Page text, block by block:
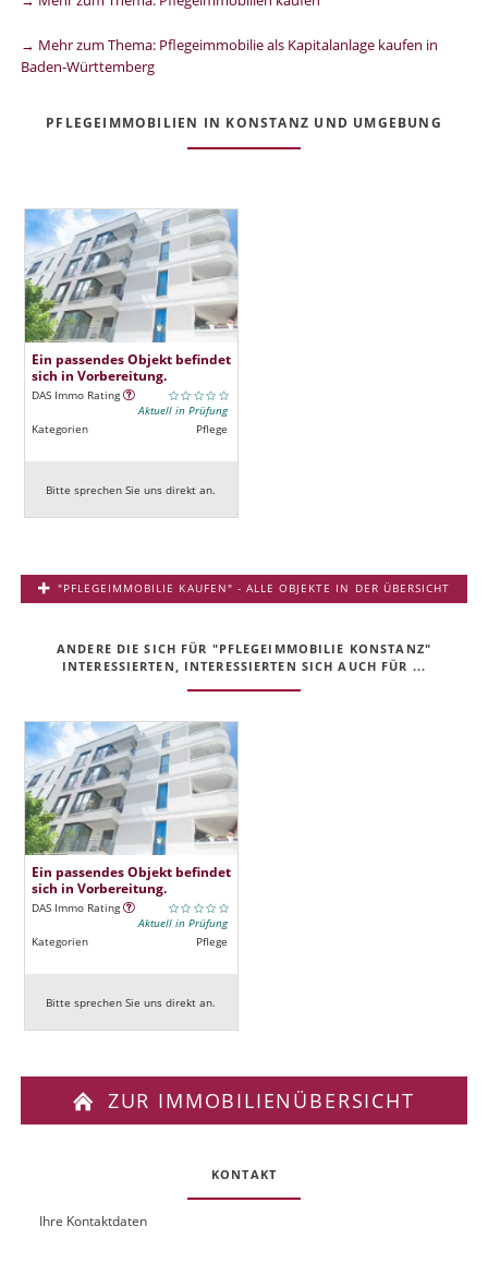
→ Mehr zum Thema: Pflegeimmobilie als Kapitalanlage kaufen in
Baden-Württemberg
PFLEGEIMMOBILIEN IN KONSTANZ UND UMGEBUNG
Ein passendes Objekt befindet
sich in Vorbereitung.
DAS Immo Rating
Aktuell in Prüfung
Kategorien
Pflege
Bitte sprechen Sie uns direkt an.
"PFLEGEIMMOBILIE KAUFEN" - ALLE OBJEKTE IN DER ÜBERSICHT
ANDERE DIE SICH FÜR "PFLEGEIMMOBILIE KONSTANZ"
INTERESSIERTEN, INTERESSIERTEN SICH AUCH FÜR ...
Ein passendes Objekt befindet
sich in Vorbereitung.
DAS Immo Rating
Aktuell in Prüfung
Kategorien
Pflege
Bitte sprechen Sie uns direkt an.
ZUR IMMOBILIENÜBERSICHT
KONTAKT
OUIhre Kontaktdaten